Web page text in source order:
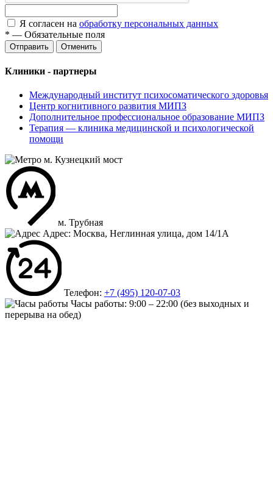
Я согласен на обработку персональных данных
* — Обязательные поля
Отменить
Клиники - партнеры
Международный институт психосоматического здоровья
Центр когнитивного развития МИПЗ
Дополнительное профессиональное образование МИПЗ
Терапия — клиника медицинской и психологической
помощи
м. Кузнецкий мост
м. Трубная
Адрес: Москва, Неглинная улица, дом 14/1А
Телефон: +7 (495) 120-07-03
Часы работы: 9:00 – 22:00 (без выходных и
перерыва на обед)